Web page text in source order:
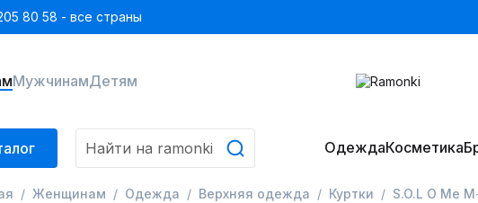
80 58 - все страны
МужчинамДетям
ОдеждаКосметика
Женщинам Одежда Верхняя одежда Куртки S.O.L O Me